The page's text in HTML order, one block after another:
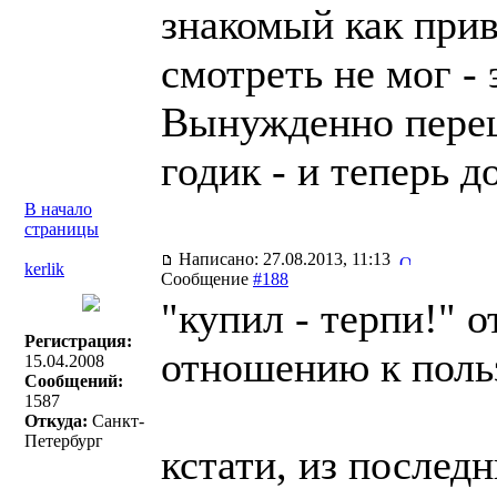
знакомый как
смотреть не мог -
Вынужденно
годик - и теперь
В начало
страницы
kerlik
Написано: 27.08.2013, 11:13
Сообщение #188
Регистрация:
15.04.2008
Сообщений:
1587
Откуда: Санкт-
Петербург
"купил - терпи!"
отношению к
кстати, из